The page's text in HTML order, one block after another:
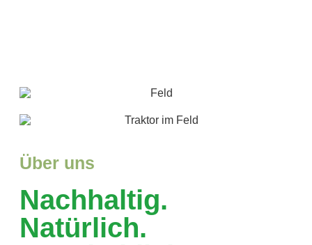
Über uns
Nachhaltig.
Natürlich.